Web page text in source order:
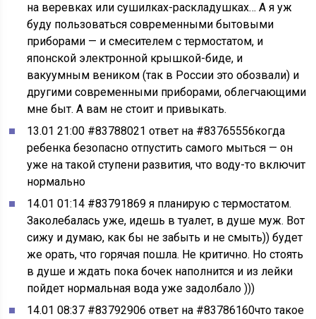
на веревках или сушилках-раскладушках… А я уж
буду пользоваться современными бытовыми
приборами — и смесителем с термостатом, и
японской электронной крышкой-биде, и
вакуумным веником (так в России это обозвали) и
другими современными приборами, облегчающими
мне быт. А вам не стоит и привыкать.
13.01 21:00 #83788021 ответ на #83765556когда
ребенка безопасно отпустить самого мыться — он
уже на такой ступени развития, что воду-то включит
нормально
14.01 01:14 #83791869 я планирую с термостатом.
Заколебалась уже, идешь в туалет, в душе муж. Вот
сижу и думаю, как бы не забыть и не смыть)) будет
же орать, что горячая пошла. Не критично. Но стоять
в душе и ждать пока бочек наполнится и из лейки
пойдет нормальная вода уже задолбало )))
14.01 08:37 #83792906 ответ на #83786160что такое